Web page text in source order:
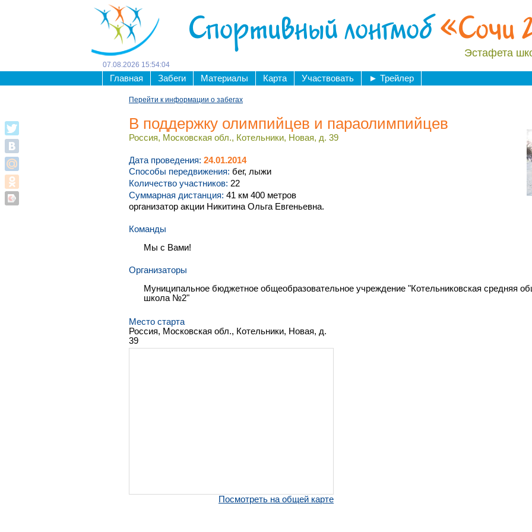
Спортивный лонгмоб«Сочи
Эстафета
07 08 2026 15:54:04
Главная Забеги Материалы Карта Участвовать ► Трейлер
Перейти к информации о забегах
В поддержку олимпийцев и параолимпийцев
Россия, Московская обл., Котельники, Новая, д. 39
Дата проведения: 24.01.2014
Способы передвижения: бег, лыжи
Количество участников: 22
Суммарная дистанция: 41 км 400 метров
организатор акции Никитина Ольга Евгеньевна.
Команды
Мы с Вами!
Организаторы
Муниципальное бюджетное общеобразовательное учреждение "Котельниковская средняя
школа №2"
Место старта
Россия, Московская обл., Котельники, Новая, д.
39
Посмотреть на общей карте